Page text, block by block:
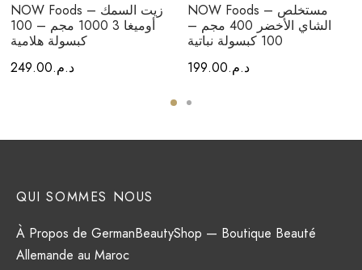
NOW Foods – زيت السمك
أوميغا 3 1000 مجم – 100
كبسولة هلامية
د.م.249.00
NOW Foods – مستخلص
الشاي الأخضر 400 مجم –
100 كبسولة نباتية
د.م.199.00
QUI SOMMES NOUS
À Propos de GermanBeautyShop — Boutique Beauté
Allemande au Maroc